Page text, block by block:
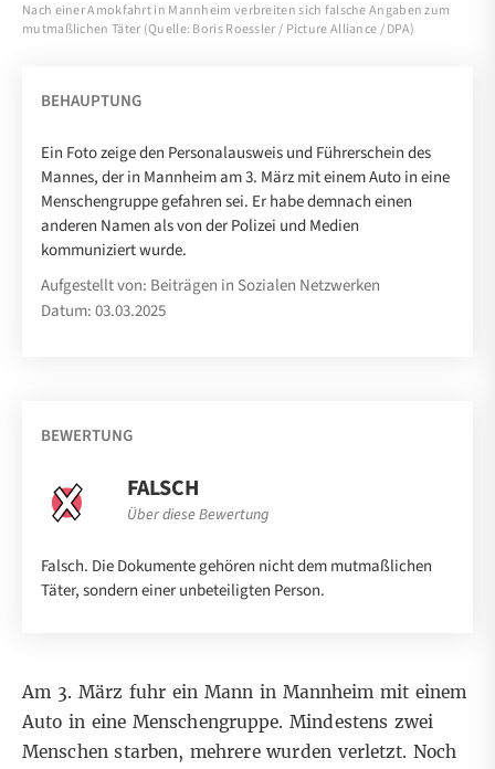
Nach einer Amokfahrt in Mannheim verbreiten sich falsche Angaben zum
mutmaßlichen Täter (Quelle: Boris Roessler / Picture Alliance / DPA)
BEHAUPTUNG
Ein Foto zeige den Personalausweis und Führerschein des
Mannes, der in Mannheim am 3. März mit einem Auto in eine
Menschengruppe gefahren sei. Er habe demnach einen
anderen Namen als von der Polizei und Medien
kommuniziert wurde.
Aufgestellt von: Beiträgen in Sozialen Netzwerken
Datum: 03.03.2025
BEWERTUNG
FALSCH
Über diese Bewertung
Falsch. Die Dokumente gehören nicht dem mutmaßlichen
Täter, sondern einer unbeteiligten Person.
Am 3. März fuhr ein Mann in Mannheim mit einem
Auto in eine Menschengruppe.Mindestens zwei
Menschen starben, mehrere wurden verletzt. Noch